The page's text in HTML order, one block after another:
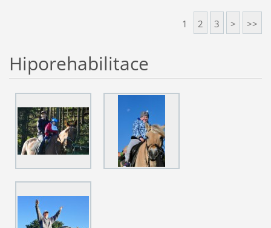
1 2 3 > >>
Hiporehabilitace